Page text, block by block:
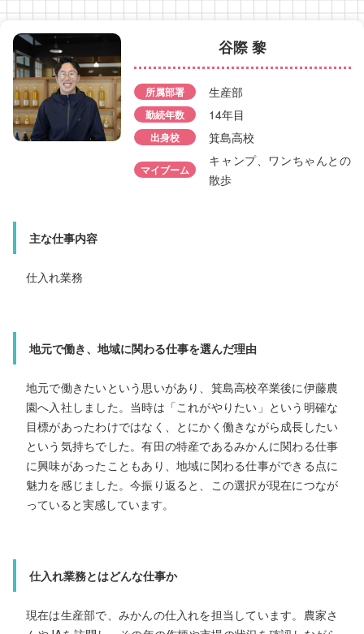
谷際 黎
所属部署 生産部
勤続年数 14年目
出身校 箕島高校
マイブーム
キャンプ、ワンちゃんとの
散歩
主な仕事内容
仕入れ業務
地元で働き、地域に関わる仕事を選んだ理由
地元で働きたいという思いがあり、箕島高校卒業後に伊藤農
園へ入社しました。当時は「これがやりたい」という明確な
目標があったわけではなく、とにかく働きながら成長したい
という気持ちでした。有田の特産であるみかんに関わる仕事
に興味があったこともあり、地域に関わる仕事ができる点に
魅力を感じました。今振り返ると、この選択が現在につなが
っていると実感しています。
仕入れ業務とはどんな仕事か
現在は生産部で、みかんの仕入れを担当しています。農家さ
所属部署 生産部
加工品の製造
地元に戻って働こうと思った理由
田辺高校卒業後は県外の大学へ進学しましたが、
す中で「やっぱり自然が好きだな」と感じるよう
た。都会での生活も経験しましたが、改めて地元
境の良さを実感し、地元に戻って働きたいと思う
ました。地域に関わりながら仕事ができる点にも
食品業界・みかんに興味を持ったきっかけ